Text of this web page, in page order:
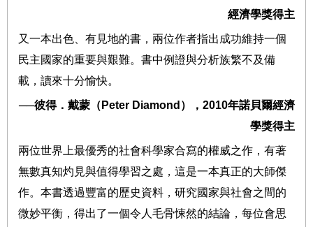
經濟學獎得主
又一本出色、有見地的書，兩位作者指出成功維持一個
民主國家的重要與艱難。書中例證與分析族繁不及備
載，讀來十分愉快。
──彼得．戴蒙（ Peter Diamond ）， 2010年諾貝爾經濟
學獎得主
兩位世界上最優秀的社會科學家合寫的權威之作，有著
無數真知灼見與值得學習之處，這是一本真正的大師傑
作。本書透過豐富的歷史資料，研究國家與社會之間的
微妙平衡，得出了一個令人毛骨悚然的結論，每位會思